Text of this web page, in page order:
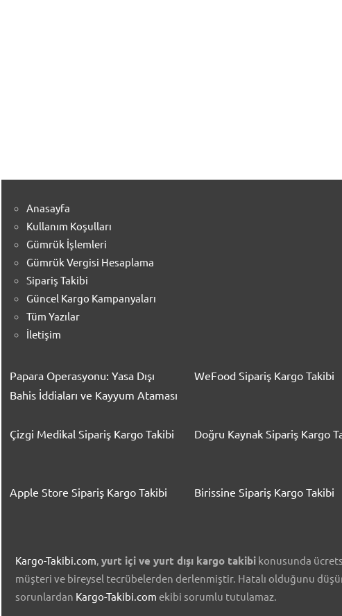
Anasayfa
Kullanım Koşulları
Gümrük İşlemleri
Gümrük Vergisi Hesaplama
Sipariş Takibi
Güncel Kargo Kampanyaları
Tüm Yazılar
İletişim
Papara Operasyonu: Yasa Dışı
Bahis İddiaları ve Kayyum Ataması
WeFood Sipariş Kargo Takibi
Çizgi Medikal Sipariş Kargo Takibi Doğru Kaynak Sipariş Kargo
Apple Store Sipariş Kargo Takibi Birissine Sipariş Kargo Takibi
Kargo-Takibi.com yurt içi ve yurt dışı kargo takibi konusunda
müşteri ve bireysel tecrübelerden derlenmiştir. Hatalı olduğunu
sorunlardan Kargo-Takibi.com ekibi sorumlu tutulamaz.